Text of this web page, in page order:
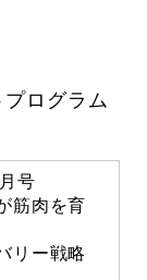
ログラム
号
筋肉を育
リー戦略